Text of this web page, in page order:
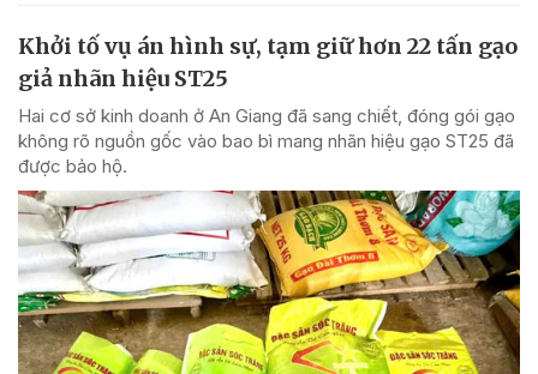
Khởi tố vụ án hình sự, tạm giữ hơn 22 tấn gạo
giả nhãn hiệu ST25
Hai cơ sở kinh doanh ở An Giang đã sang chiết, đóng gói gạo
không rõ nguồn gốc vào bao bì mang nhãn hiệu gạo ST25 đã
được bảo hộ.